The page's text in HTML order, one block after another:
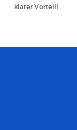
klarer Vorteil!